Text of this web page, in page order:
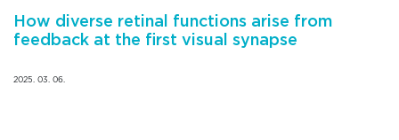
How diverse retinal functions arise from
feedback at the first visual synapse
2025. 03. 06.